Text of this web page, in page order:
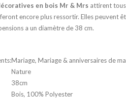
en bois Mr & Mrs attirent tous
encore plus ressortir. Elles peuvent
a un diamètre de 38 cm.
Mariage, Mariage & anniversaires de
Nature
38cm
Bois, 100% Polyester